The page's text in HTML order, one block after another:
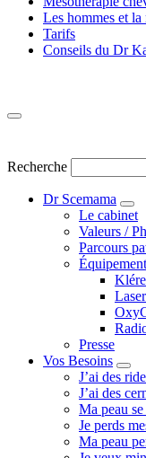
Les hommes et la
Tarifs
Conseils du Dr
Recherche
Dr Scemama
Le cabinet
Valeurs /
Parcours
Presse
Vos Besoins
J’ai des
J’ai des
Ma peau
Je perds
Ma peau